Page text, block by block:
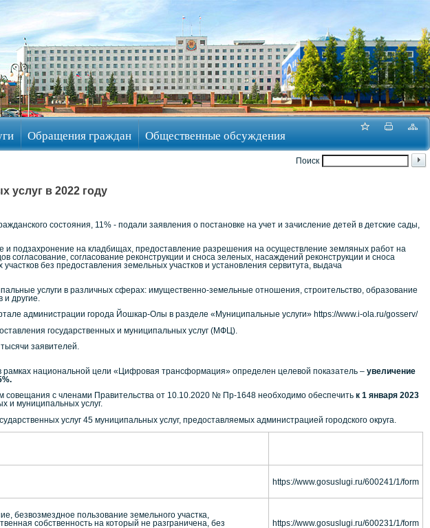
Обращения граждан Общественные обсуждения
Поиск
услуг в 2022 году
состояния, 11% - подали заявления о постановке на учет и зачисление детей в детские сады,
и подзахронение на кладбищах, предоставление разрешения на осуществление земляных работ на
согласование реконструкции и сноса зеленых, насаждений реконструкции и сноса
без предоставления земельных участков и установления сервитута, выдача
услуги в различных сферах: имущественно-земельные отношения, строительство, образование
другие.
администрации города Йошкар-Олы в разделе «Муниципальные услуги» https://www.i-ola.ru/gosserv/
государственных и муниципальных услуг (МФЦ).
заявителей.
национальной цели «Цифровая трансформация» определен целевой показатель – увеличение
совещания с членами Правительства от 10.10.2020 № Пр-1648 необходимо обеспечить к 1 января 2023
и муниципальных услуг.
услуг 45 муниципальных услуг, предоставляемых администрацией городского округа.
https://www.gosuslugi.ru/600241/1/form
безвозмездное пользование земельного участка,
собственность на который не разграничена, без
https://www.gosuslugi.ru/600231/1/form